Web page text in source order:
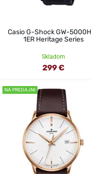
Casio G-Shock GW-
1ER Heritage Series
Skladom
299 €
NA PREDAJNI